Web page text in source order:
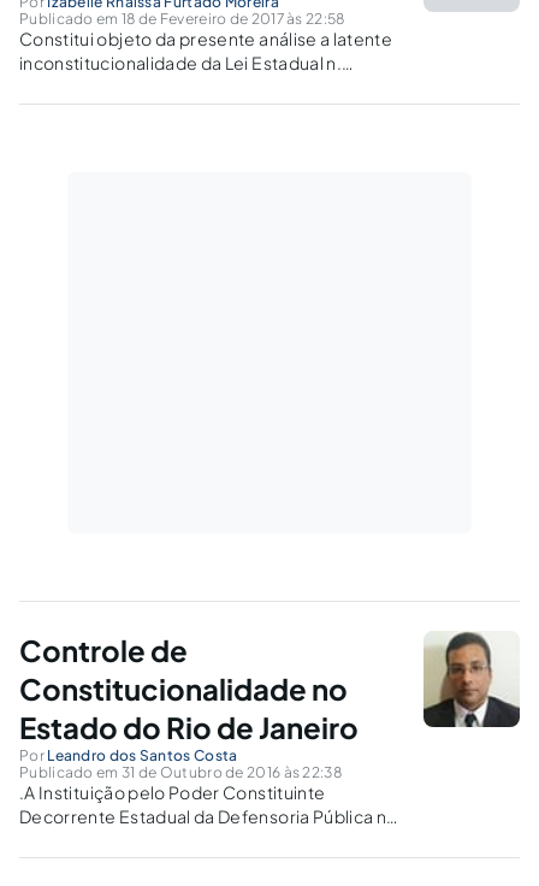
Publicado em 18 de Fevereiro de 2017 às 22:58
Constitui objeto da presente análise a latente
inconstitucionalidade da Lei Estadual n.
mensuração de tarifas e visibilidade das
Controle de
Constitucionalidade no
Estado do Rio de Janeiro
Por Leandro dos Santos Costa
Publicado em 31 de Outubro de 2016 às 22:38
.A Instituição pelo Poder Constituinte
Decorrente Estadual da Defensoria Pública no
Representação de Inconstitucionalidade.